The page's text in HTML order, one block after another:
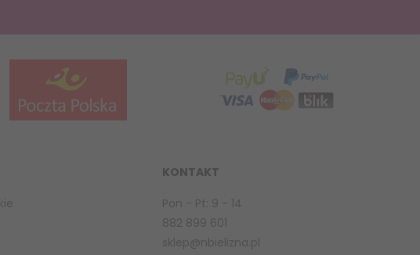
KONTAKT
Pon - Pt: 9 - 14
882 899 601
sklep@nbielizna.pl